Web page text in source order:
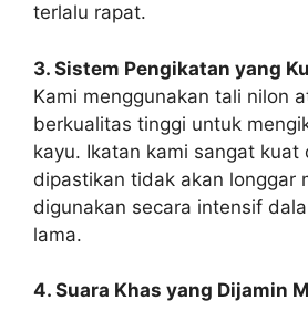
terlalu rapat.
3. Sistem Pengikatan yang
Kami menggunakan tali nilon
berkualitas tinggi untuk
kayu. Ikatan kami sangat kuat
dipastikan tidak akan longgar
digunakan secara intensif
lama.
4. Suara Khas yang Dijamin